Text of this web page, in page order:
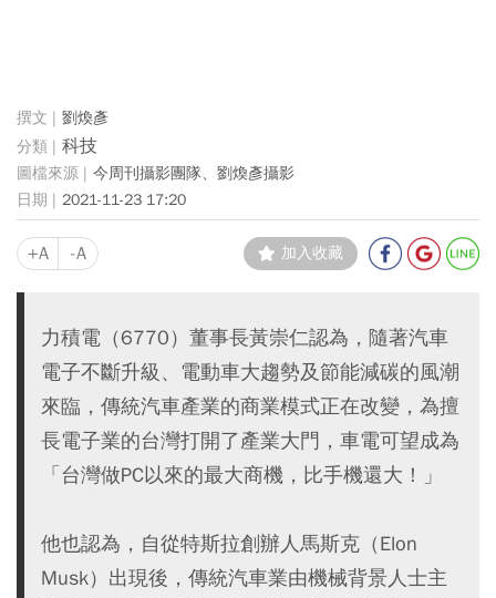
劉煥彥
科技
今周刊攝影團隊、劉煥彥攝影
2021-11-23 17:20
+A -A 加入收藏
力積電（6770）董事長黃崇仁認為，隨著汽車
電子不斷升級、電動車大趨勢及節能減碳的風潮
來臨，傳統汽車產業的商業模式正在改變，為擅
長電子業的台灣打開了產業大門，車電可望成為
「台灣做PC以來的最大商機，比手機還大！」
他也認為，自從特斯拉創辦人馬斯克（Elon
Musk）出現後，傳統汽車業由機械背景人士主